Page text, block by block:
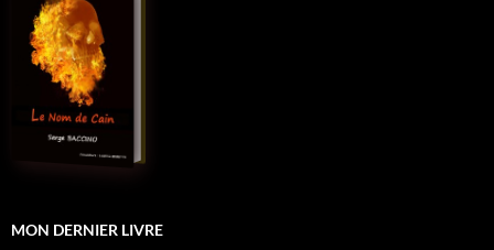
MON DERNIER LIVRE